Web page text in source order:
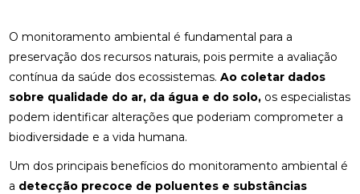
O monitoramento ambiental é fundamental para a
preservação dos recursos naturais, pois permite a avaliação
contínua da saúde dos ecossistemas. Ao coletar dados
sobre qualidade do ar, da água e do solo,os especialistas
podem identificar alterações que poderiam comprometer a
biodiversidade e a vida humana.
Um dos principais benefícios do monitoramento ambiental é
a detecção precoce de poluentes e substâncias